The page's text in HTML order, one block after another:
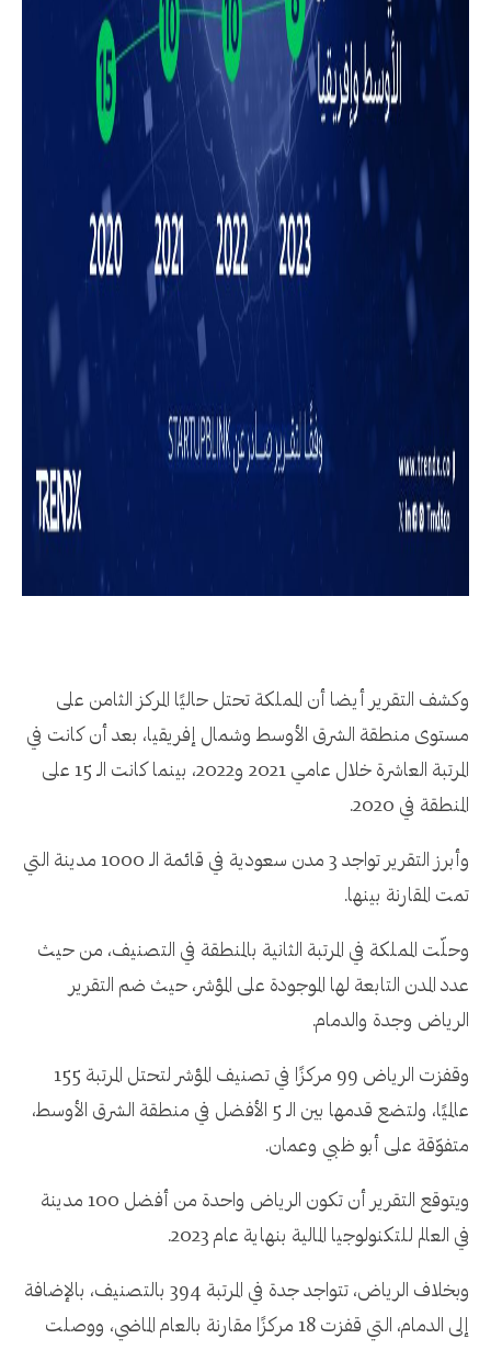
وكشف التقرير أيضا أن المملكة تحتل حاليًا المركز الثامن على
مستوى منطقة الشرق الأوسط وشمال إفريقيا، بعد أن كانت في
المرتبة العاشرة خلال عامي 2021 و2022، بينما كانت الـ 15 على
المنطقة في 2020.
وأبرز التقرير تواجد 3 مدن سعودية في قائمة الـ 1000 مدينة التي
تمت المقارنة بينها.
وحلّت المملكة في المرتبة الثانية بالمنطقة في التصنيف، من حيث
عدد المدن التابعة لها الموجودة على المؤشر، حيث ضم التقرير
الرياض وجدة والدمام.
وقفزت الرياض 99 مركزًا في تصنيف المؤشر لتحتل المرتبة 155
عالميًا، ولتضع قدمها بين الـ 5 الأفضل في منطقة الشرق الأوسط،
متفوّقة على أبو ظبي وعمان.
ويتوقع التقرير أن تكون الرياض واحدة من أفضل 100 مدينة
في العالم للتكنولوجيا المالية بنهاية عام 2023.
وبخلاف الرياض، تتواجد جدة في المرتبة 394 بالتصنيف، بالإضافة
إلى الدمام، التي قفزت 18 مركزًا مقارنة بالعام الماضي، ووصلت